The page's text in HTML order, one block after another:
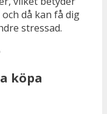
då kan få dig
stressad.
köpa